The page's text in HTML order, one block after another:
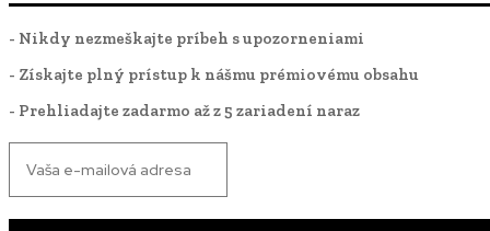
- Nikdy nezmeškajte príbeh s upozorneniami
- Získajte plný prístup k nášmu prémiovému obsahu
- Prehliadajte zadarmo až z 5 zariadení naraz